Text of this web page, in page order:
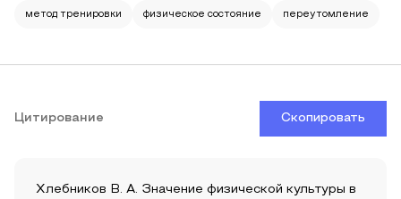
метод тренировки физическое состояние переутомление
Цитирование Скопировать
Хлебников В. А. Значение физической культуры в